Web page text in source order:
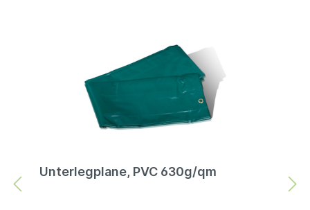
Unterlegplane, PVC 630g/qm